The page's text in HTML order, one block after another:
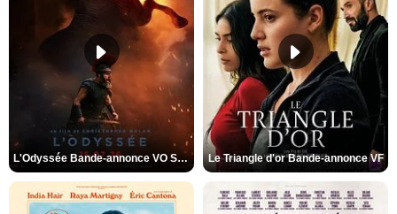
L'Odyssée Bande-annonce VO STFR Le Triangle d'or Bande-annonce VF